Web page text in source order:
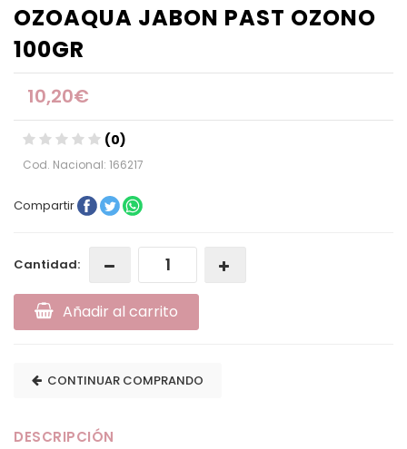
OZOAQUA JABON PAST OZONO
100GR
10,20€
(0)
Cod. Nacional: 166217
Compartir
Cantidad:
Añadir al carrito
CONTINUAR COMPRANDO
DESCRIPCIÓN